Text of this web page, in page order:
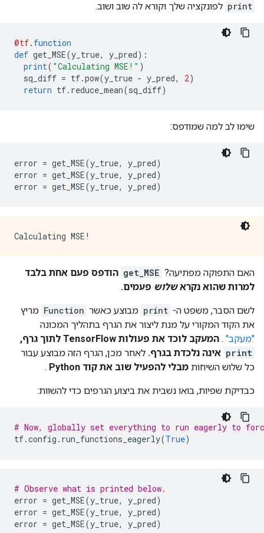
      output_arg {
      }
    }
    node_def {
      name: "cond/Const"
      op: "Const"
      }
      attr {
        key: "value"
            tensor_shape {
            }
          }
        }
    node_def {
      name: "cond/Const_1"
      op: "Const"
      attr {
        key: "dtype"
        value {
          type: DT_BOOL
        }
        key: "value"
        value {
            }
            bool_val: true
          }
        }
print לפונקציה שלך וקורא לה שוב ושוב.
@tf. function
def get_MSE(y_true, y_pred):
print( "Calculating MSE!" )
sq_diff = tf.pow(y_true - y_pred, 2)
return tf. reduce_mean(sq_diff)
שימו לב למה שמודפס:
error = get_MSE(y_true, y_pred)
error = get_MSE(y_true, y_pred)
error = get_MSE(y_true, y_pred)
האם התפוקה מפתיעה? get_MSE הודפס פעם אחת בלבד
למרות שהוא נקראשלוש פעמים.
לשם הסבר, משפט ה- print מבוצע כאשר Function מריץ
את הקוד המקורי על מנת ליצור את הגרף בתהליך המכונה
"מעקב" . המעקב לוכד את פעולות TensorFlow לתוך גרף,
print אינה נלכדת בגרף. לאחר מכן, הגרף הזה מבוצע עבור
כל שלוש השיחות מבלי להפעיל שוב את קוד Python .
כבדיקת שפיות, בואו נשבית את ביצוע הגרפים כדי להשוות:
# Now, globally set everything to run eagerly to
tf.config . run_functions_eagerly(True)
# Observe what is printed below.
error = get_MSE(y_true, y_pred)
error = get_MSE(y_true, y_pred)
error = get_MSE(y_true, y_pred)